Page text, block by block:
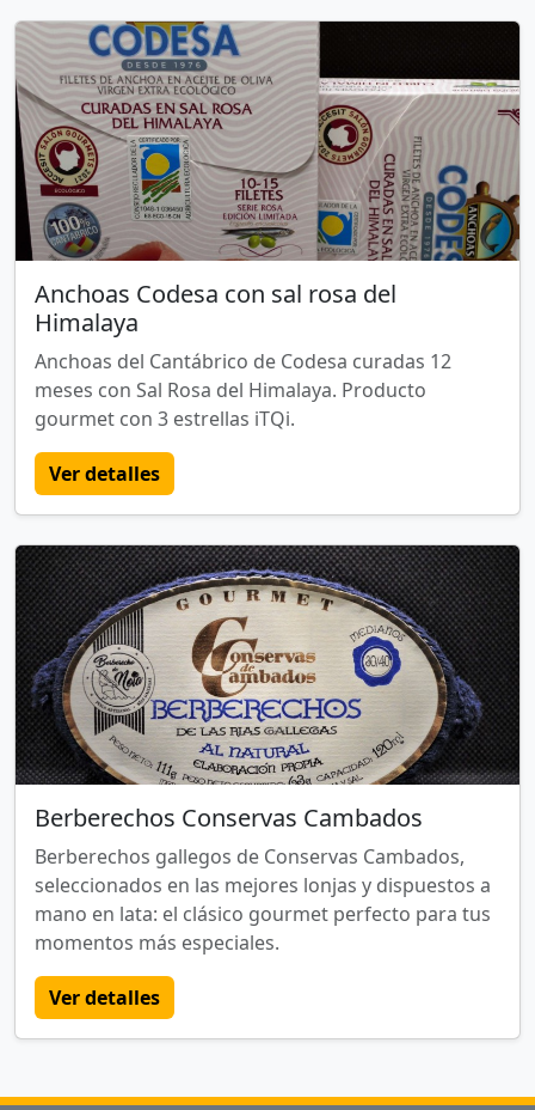
Anchoas Codesa con sal rosa del
Himalaya
Anchoas del Cantábrico de Codesa curadas 12
meses con Sal Rosa del Himalaya. Producto
gourmet con 3 estrellas iTQi.
Ver detalles
Berberechos Conservas Cambados
Berberechos gallegos de Conservas Cambados,
seleccionados en las mejores lonjas y dispuestos a
mano en lata: el clásico gourmet perfecto para tus
momentos más especiales.
Ver detalles